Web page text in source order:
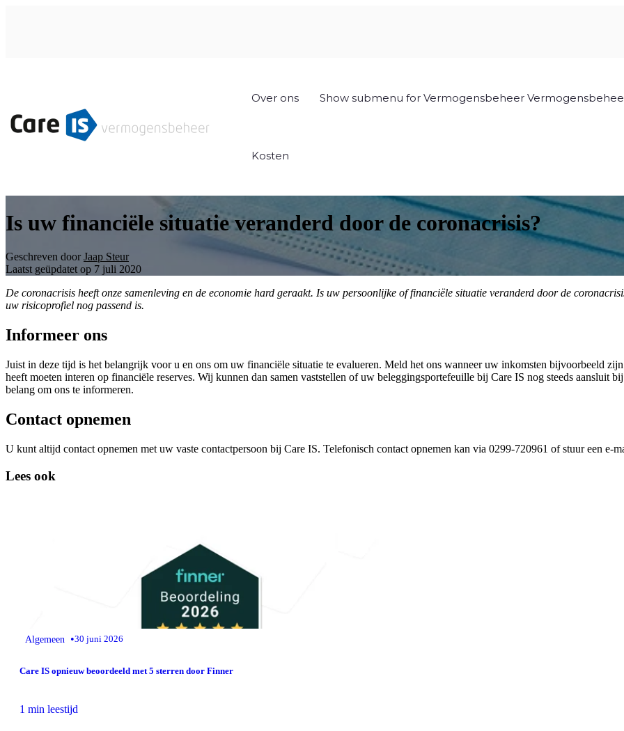
Over ons Show submenu for Vermogensbeheer
Kosten
Is uw financiële situatie veranderd door de coronacrisis?
Geschreven door Jaap Steur
Laatst geüpdatet op 7 juli 2020
De coronacrisis heeft onze samenleving en de economie hard geraakt. Is uw persoonlijke of financiële situatie veranderd door de
uw risicoprofiel nog passend is.
Informeer ons
Juist in deze tijd is het belangrijk voor u en ons om uw financiële situatie te evalueren. Meld het ons wanneer uw inkomsten bijvoorbeeld
heeft moeten interen op financiële reserves. Wij kunnen dan samen vaststellen of uw beleggingsportefeuille bij Care IS nog steeds
belang om ons te informeren.
Contact opnemen
U kunt altijd contact opnemen met uw vaste contactpersoon bij Care IS. Telefonisch contact opnemen kan via 0299-720961 of stuur een e-
Lees ook
Algemeen •30 juni 2026
Care IS opnieuw beoordeeld met 5 sterren door Finner
1 min leestijd